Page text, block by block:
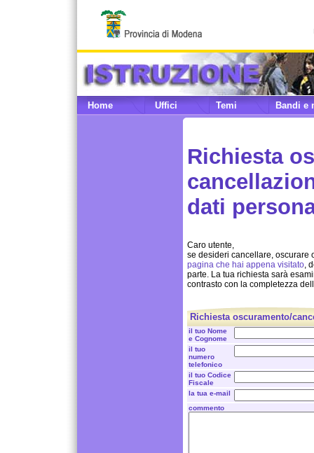
Home Uffici Temi Bandi e
Richiesta
dati
Caro utente,
se desideri cancellare, oscurare
pagina che hai appena visitato,
parte. La tua richiesta sarà
contrasto con la completezza
Richiesta oscuramento/
il tuo Nome
e Cognome
il tuo
numero
telefonico
il tuo Codice
Fiscale
la tua e-mail
commento